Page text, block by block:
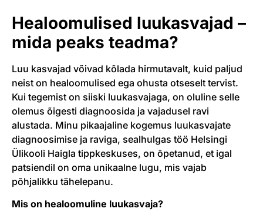
Healoomulised luukasvajad –
mida peaks teadma?
Luu kasvajad võivad kõlada hirmutavalt, kuid paljud
neist on healoomulised ega ohusta otseselt tervist.
Kui tegemist on siiski luukasvajaga, on oluline selle
olemus õigesti diagnoosida ja vajadusel ravi
alustada. Minu pikaajaline kogemus luukasvajate
diagnoosimise ja raviga, sealhulgas töö Helsingi
Ülikooli Haigla tippkeskuses, on õpetanud, et igal
patsiendil on oma unikaalne lugu, mis vajab
põhjalikku tähelepanu.
Mis on healoomuline luukasvaja?